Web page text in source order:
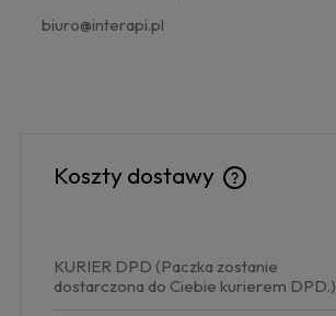
biuro@interapi.pl
Koszty dostawy
KURIER DPD (Paczka zostanie
dostarczona do Ciebie kurierem DPD.)